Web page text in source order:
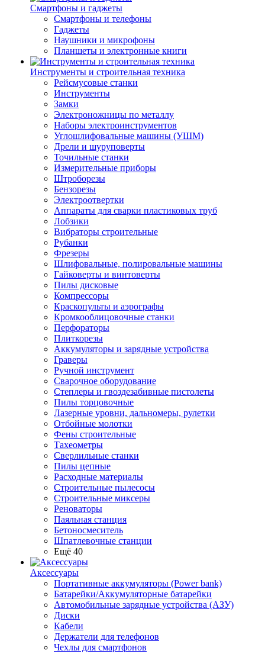
Смартфоны и гаджеты
Смартфоны и телефоны
Гаджеты
Наушники и микрофоны
Планшеты и электронные книги
Инструменты и строительная техника
Рейсмусовые станки
Инструменты
Замки
Электроножницы по металлу
Наборы электроинструментов
Углошлифовальные машины (УШМ)
Дрели и шуруповерты
Точильные станки
Измерительные приборы
Штроборезы
Бензорезы
Электроотвертки
Аппараты для сварки пластиковых труб
Лобзики
Вибраторы строительные
Рубанки
Фрезеры
Шлифовальные, полировальные машины
Гайковерты и винтоверты
Пилы дисковые
Компрессоры
Краскопульты и аэрографы
Кромкооблицовочные станки
Перфораторы
Плиткорезы
Аккумуляторы и зарядные устройства
Граверы
Ручной инструмент
Сварочное оборудование
Степлеры и гвоздезабивные пистолеты
Пилы торцовочные
Лазерные уровни, дальномеры, рулетки
Отбойные молотки
Фены строительные
Тахеометры
Сверлильные станки
Пилы цепные
Расходные материалы
Строительные пылесосы
Строительные миксеры
Реноваторы
Паяльная станция
Бетоносмеситель
Шпатлевочные станции
Ещё 40
Аксессуары
Портативные аккумуляторы (Power bank)
Батарейки/Аккумуляторные батарейки
Автомобильные зарядные устройства (АЗУ)
Диски
Кабели
Держатели для телефонов
Чехлы для смартфонов